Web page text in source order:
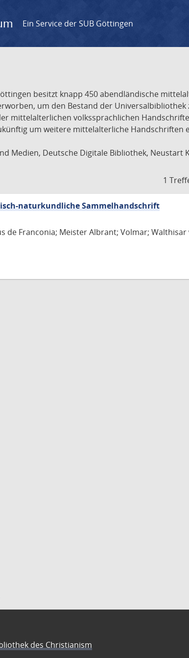
Ein Service der SUB Göttingen
besitzt knapp 450 abendländische
um den Bestand der
mittelalterlichen volkssprachlichen
um weitere mittelalterliche Handschriften
Medien, Deutsche Digitale Bibliothek, Neustart
1
naturkundliche Sammelhandschrift
de Franconia; Meister Albrant; Volmar;
des Christianism